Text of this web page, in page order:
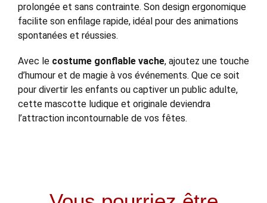
prolongée et sans contrainte. Son design ergonomique
facilite son enfilage rapide, idéal pour des animations
spontanées et réussies.
Avec le costume gonflable vache, ajoutez une touche
d’humour et de magie à vos événements. Que ce soit
pour divertir les enfants ou captiver un public adulte,
cette mascotte ludique et originale deviendra
l’attraction incontournable de vos fêtes.